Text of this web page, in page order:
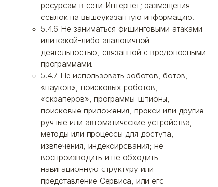
ресурсам в сети Интернет; размещения
ссылок на вышеуказанную информацию.
5.4.6 Не заниматься фишинговыми атаками
или какой-либо аналогичной
деятельностью, связанной с вредоносными
программами.
5.4.7 Не использовать роботов, ботов,
«пауков», поисковых роботов,
«скраперов», программы-шпионы,
поисковые приложения, прокси или другие
ручные или автоматические устройства,
методы или процессы для доступа,
извлечения, индексирования; не
воспроизводить и не обходить
навигационную структуру или
представление Сервиса, или его